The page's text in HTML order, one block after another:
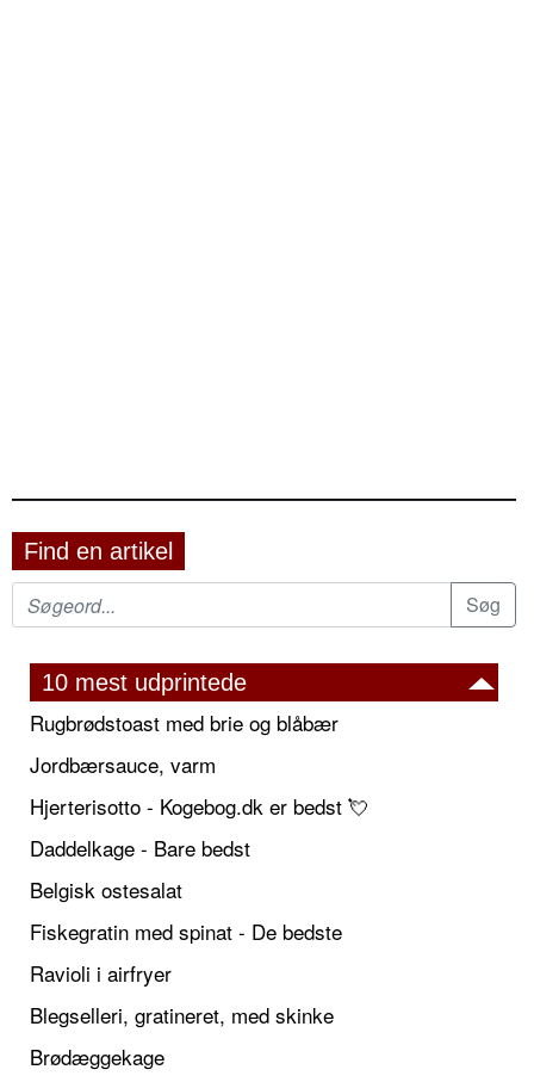
Find en artikel
10 mest udprintede
Rugbrødstoast med brie og blåbær
Jordbærsauce, varm
Hjerterisotto - Kogebog.dk er bedst 💘
Daddelkage - Bare bedst
Belgisk ostesalat
Fiskegratin med spinat - De bedste
Ravioli i airfryer
Blegselleri, gratineret, med skinke
Brødæggekage